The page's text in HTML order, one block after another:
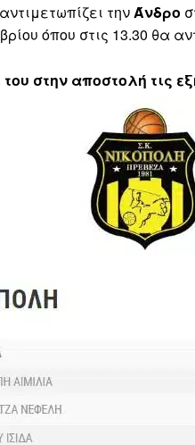
τηνΆνδρο
όπου στις 13.30 θα
στην αποστολή τις